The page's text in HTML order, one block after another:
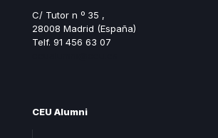
C/ Tutor n º 35 ,
28008 Madrid (España)
Telf. 91 456 63 07
CEU Alumni